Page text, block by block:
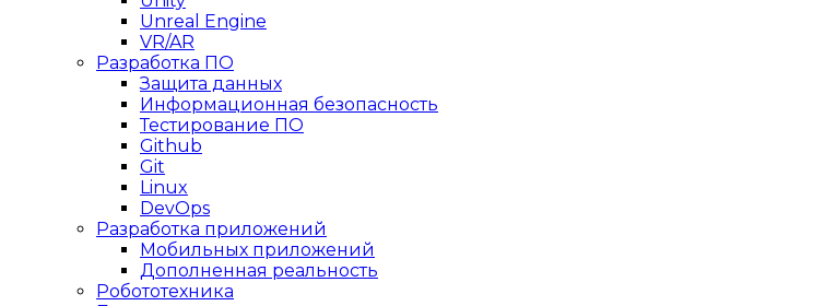
Unreal Engine
VR/AR
Разработка ПО
Защита данных
Информационная безопасность
Тестирование ПО
Github
Git
Linux
DevOps
Разработка приложений
Мобильных приложений
Дополненная реальность
Робототехника